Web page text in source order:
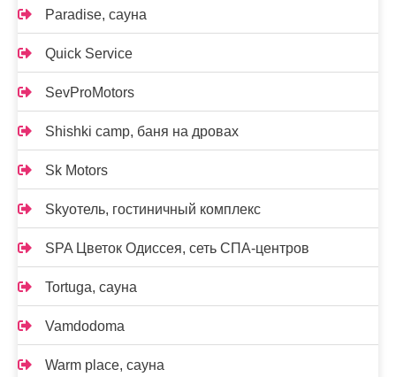
Paradise, сауна
Quick Service
SevProMotors
Shishki camp, баня на дровах
Sk Motors
Skyотель, гостиничный комплекс
SPA Цветок Одиссея, сеть СПА-центров
Tortuga, сауна
Vamdodoma
Warm place, сауна